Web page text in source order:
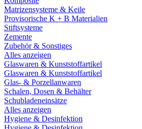
Matrizensysteme & Keile
Provisorische K + B Materialien
Stiftsysteme
Zemente
Zubehör & Sonstiges
Alles anzeigen
Glaswaren & Kunststoffartikel
Glaswaren & Kunststoffartikel
Glas- & Porzellanwaren
Schalen, Dosen & Behälter
Schubladeneinsätze
Alles anzeigen
Hygiene & Desinfektion